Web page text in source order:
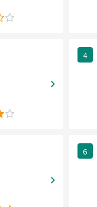
4
6